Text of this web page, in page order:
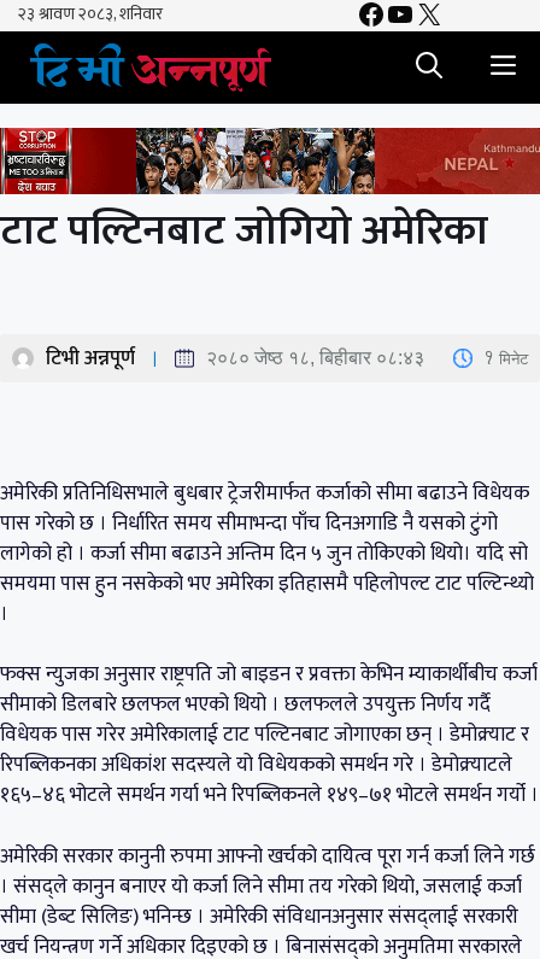
Skip
content
Facebook
YouTube
X
टाट पल्टिनबाट जोगियो अमेरिका
टिभी अन्नपूर्ण २०८० जेष्ठ १८, बिहीबार ०८:४३ 1 मिनेट
अमेरिकी प्रतिनिधिसभाले बुधबार ट्रेजरीमार्फत कर्जाको सीमा बढाउने विधेयक
पास गरेको छ । निर्धारित समय सीमाभन्दा पाँच दिनअगाडि नै यसको टुंगो
लागेको हो । कर्जा सीमा बढाउने अन्तिम दिन ५ जुन तोकिएको थियो। यदि सो
समयमा पास हुन नसकेको भए अमेरिका इतिहासमै पहिलोपल्ट टाट पल्टिन्थ्यो
।
फक्स न्युजका अनुसार राष्ट्रपति जो बाइडन र प्रवक्ता केभिन म्याकार्थीबीच कर्जा
सीमाको डिलबारे छलफल भएको थियो । छलफलले उपयुक्त निर्णय गर्दै
विधेयक पास गरेर अमेरिकालाई टाट पल्टिनबाट जोगाएका छन् । डेमोक्र्याट र
रिपब्लिकनका अधिकांश सदस्यले यो विधेयकको समर्थन गरे । डेमोक्र्याटले
१६५–४६ भोटले समर्थन गर्या भने रिपब्लिकनले १४९–७१ भोटले समर्थन गर्यो ।
अमेरिकी सरकार कानुनी रुपमा आफ्नो खर्चको दायित्व पूरा गर्न कर्जा लिने गर्छ
। संसद्ले कानुन बनाएर यो कर्जा लिने सीमा तय गरेको थियो, जसलाई कर्जा
सीमा (डेब्ट सिलिङ) भनिन्छ । अमेरिकी संविधानअनुसार संसद्लाई सरकारी
खर्च नियन्त्रण गर्ने अधिकार दिइएको छ । बिनासंसद्को अनुमतिमा सरकारले